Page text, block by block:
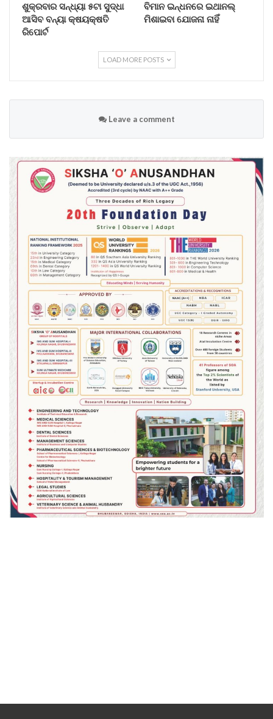
ଶୁକ୍ରବାର ସନ୍ଧ୍ୟା ୫ଟା ସୁଦ୍ଧା
ଆସିବ ବନ୍ୟା କ୍ଷୟକ୍ଷତି
ରିପୋର୍ଟ
ବିମାନ ଇନ୍ଧନରେ ଇଥାନଲ୍
ମିଶାଇବା ଯୋଜନା ନାହିଁ
LOAD MORE POSTS
Leave a comment